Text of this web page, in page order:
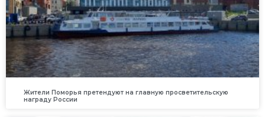
Жители Поморья претендуют на главную просветительскую
награду России